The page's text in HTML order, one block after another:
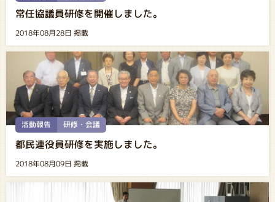
常任協議員研修を開催しました。
2018年08月28日 掲載
都民連役員研修を実施しました。
活動報告 研修・会議
2018年08月09日 掲載